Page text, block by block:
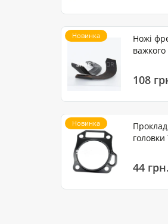
Новинка
Ножі
важкого
правий )
R180/
108
Новинка
44 грн.